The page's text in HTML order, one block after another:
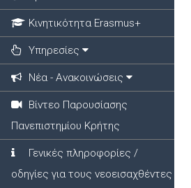
Κινητικότητα Erasmus+
Υπηρεσίες
Νέα - Ανακοινώσεις
Βίντεο Παρουσίασης
Πανεπιστημίου Κρήτης
Γενικές πληροφορίες /
οδηγίες για τους νεοεισαχθέντες